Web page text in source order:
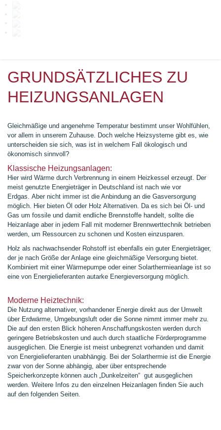
GRUNDSÄTZLICHES ZU
HEIZUNGSANLAGEN
Gleichmäßige und angenehme Temperatur bestimmt unser Wohlfühlen,
vor allem in unserem Zuhause. Doch welche Heizsysteme gibt es, wie
unterscheiden sie sich, was ist in welchem Fall ökologisch und
ökonomisch sinnvoll?
Klassische Heizungsanlagen:
Hier wird Wärme durch Verbrennung in einem Heizkessel erzeugt. Der
meist genutzte Energieträger in Deutschland ist nach wie vor
Erdgas. Aber nicht immer ist die Anbindung an die Gasversorgung
möglich. Hier bieten Öl oder Holz Alternativen. Da es sich bei Öl- und
Gas um fossile und damit endliche Brennstoffe handelt, sollte die
Heizanlage aber in jedem Fall mit moderner Brennwerttechnik betrieben
werden, um Ressourcen zu schonen und Kosten einzusparen.
Holz als nachwachsender Rohstoff ist ebenfalls ein guter Energieträger,
der je nach Größe der Anlage eine gleichmäßige Versorgung bietet.
Kombiniert mit einer Wärmepumpe oder einer Solarthermieanlage ist so
eine von Energielieferanten autarke Energieversorgung möglich.
Moderne Heiztechnik:
Die Nutzung alternativer, vorhandener Energie direkt aus der Umwelt
über Erdwärme, Umgebungsluft oder die Sonne nimmt immer mehr zu.
Die auf den ersten Blick höheren Anschaffungskosten werden durch
geringere Betriebskosten und auch durch staatliche Förderprogramme
ausgeglichen. Die Energie ist meist unbegrenzt vorhanden und damit
von Energielieferanten unabhängig. Bei der Solarthermie ist die Energie
zwar von der Sonne abhängig, aber über entsprechende
Speicherkonzepte können auch „Dunkelzeiten“ gut ausgeglichen
werden. Weitere Infos zu den einzelnen Heizanlagen finden Sie auch
auf den folgenden Seiten.